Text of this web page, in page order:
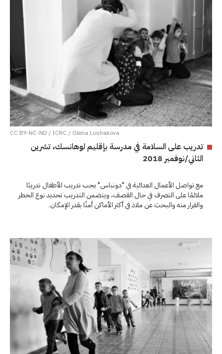
CC BY-NC-ND / ICRC / Olena Loshakova
تدريب على السلامة في مدرسة بإقليم لوهانسك، تشرين
الثاني/نوفمبر 2018
مع تواصل الأعمال العدائية في "دونباس" يجب تدريب الأطفال تدريبًا
ملائمًا على التصرف في حال القصف، ويتضمن التدريب تحديد نوع الخطر
والفرار منه والبحث عن ملاذ في أكثر الأماكن أمنًا بقدر الإمكان.